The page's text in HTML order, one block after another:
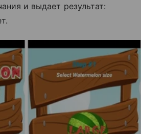
и выдает результат: